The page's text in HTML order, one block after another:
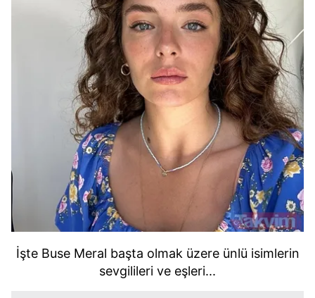
İşte Buse Meral başta olmak üzere ünlü isimlerin
sevgilileri ve eşleri...